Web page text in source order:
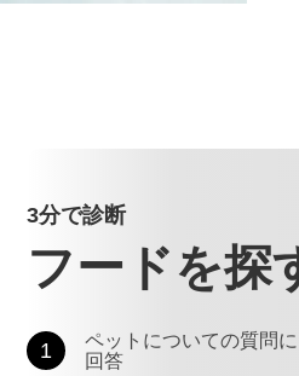
3分で診断
フードを探
1
ペットについての質問に
回答